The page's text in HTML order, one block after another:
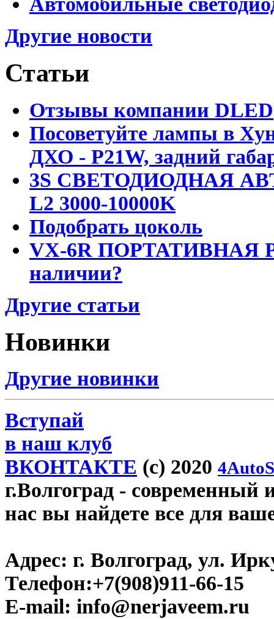
Другие новости
Статьи
Отзывы компании DLED
Посоветуйте лампы в
ДХО - P21W, задний
3S СВЕТОДИОДНАЯ
L2 3000-10000K
Подобрать цоколь
VX-6R ПОРТАТИВНАЯ
наличии?
Другие статьи
Новинки
Другие новинки
Вступай
в наш клуб
ВКОНТАКТЕ (c) 2020
г.Волгоград - современный
нас вы найдете все для
Адрес: г. Волгоград, ул.
Телефон:+7(908)911-66-15
E-mail: info@nerjaveem.ru